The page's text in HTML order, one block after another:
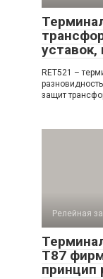
RET521 –
защит
Релейная
Т87
принцип